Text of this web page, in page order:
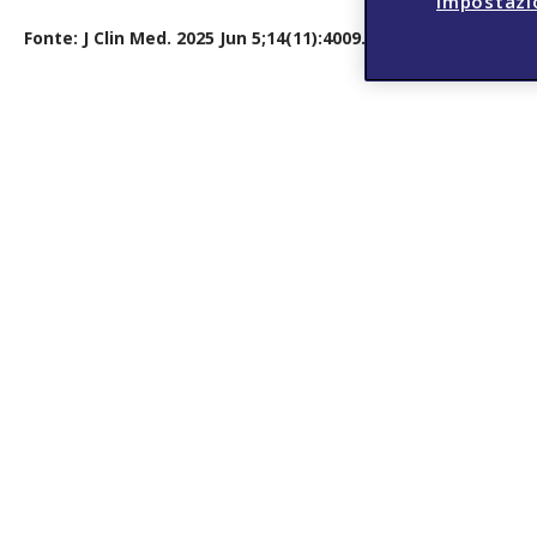
Fonte: J Clin Med. 2025 Jun 5;14(11):4009. doi: 10.3390/